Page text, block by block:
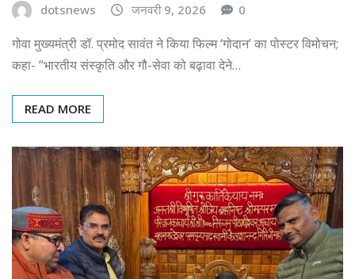
dotsnews जनवरी 9, 2026 0
गोवा मुख्यमंत्री डॉ. प्रमोद सावंत ने किया फिल्म ‘गोदान’ का पोस्टर विमोचन;
कहा- “भारतीय संस्कृति और गौ-सेवा को बढ़ावा देने…
READ MORE